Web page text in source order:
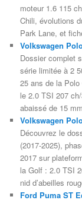
moteur 1.6 115
Chili, évolutions
Park Lane, et
Volkswagen
Dossier complet
série limitée à 2
25 ans de la
le 2.0 TSI 207
abaissé de 15
Volkswagen
Découvrez le
(2017-2025),
2017 sur
la Golf : 2.0 TSI
nid d’abeilles
Ford Puma ST